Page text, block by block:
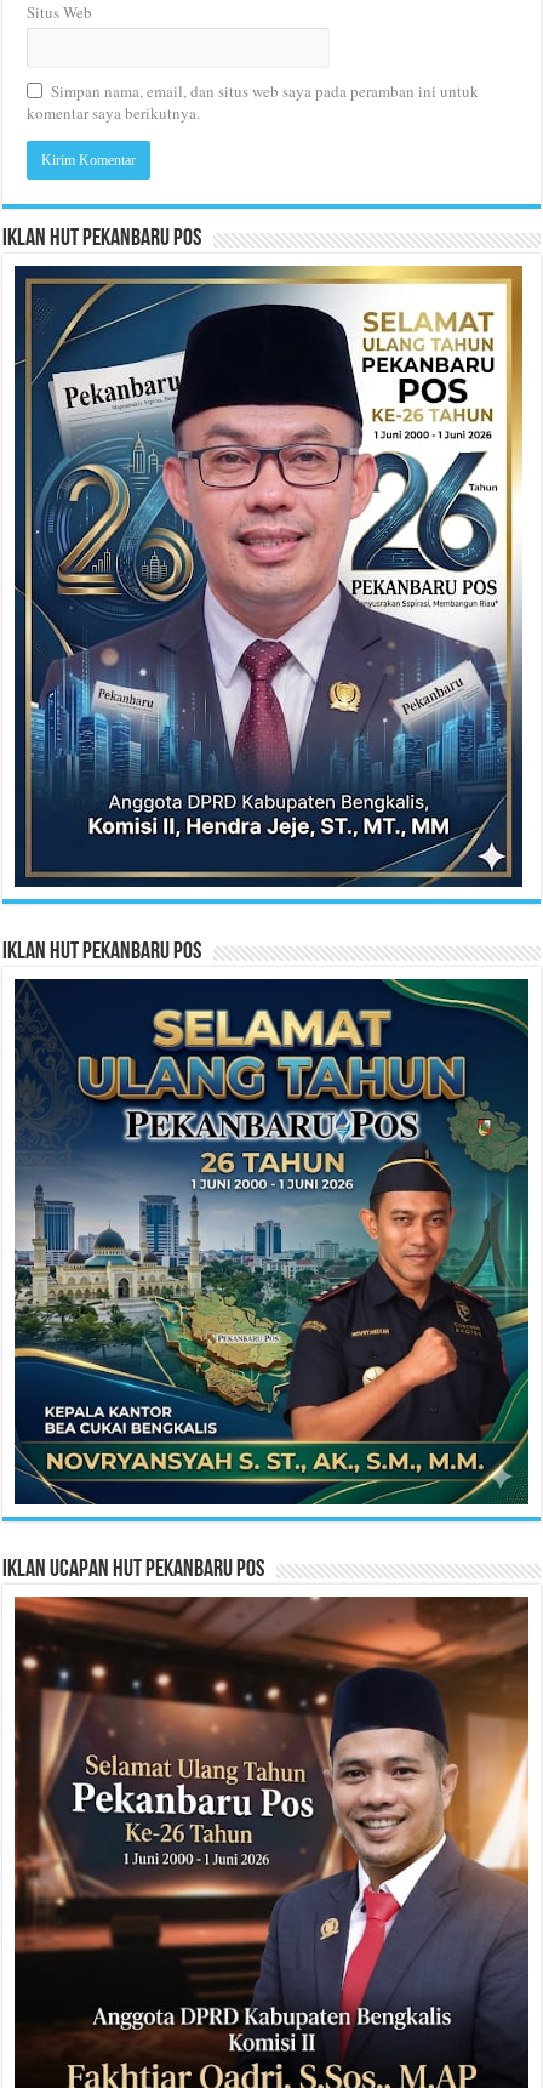
Situs Web
Simpan nama, email, dan situs web saya pada peramban ini untuk
komentar saya berikutnya.
Iklan HUT Pekanbaru Pos
Iklan HUT Pekanbaru Pos
Iklan Ucapan HUT Pekanbaru Pos